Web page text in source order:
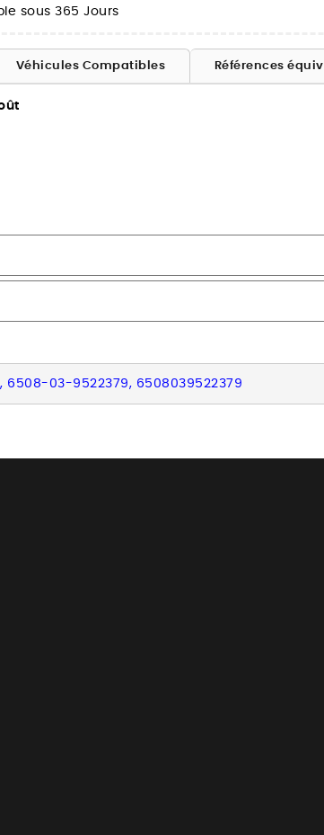
sous 365 Jours
Véhicules Compatibles Références
6508-03-9522379, 6508039522379